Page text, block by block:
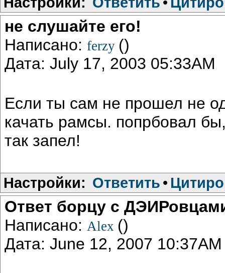
не слушайте его!
Написано: ferzy ()
Дата: July 17, 2003 05:33AM
Если ты сам не прошел не
качать рамсы. попрбовал
так запел!
Настройки: Ответить •
Ответ борцу с
Написано: Alex ()
Дата: June 12, 2007 10:37AM